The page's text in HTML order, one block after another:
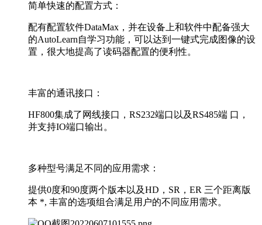
简单快速的配置方式：
配有配置软件DataMax，并在设备上和软件中配备强大
的AutoLearn自学习功能，可以达到一键式完成图像的设
置，很大地提高了读码器配置的便利性。
丰富的通讯接口：
HF800集成了网线接口，RS232端口以及RS485端 口，
并支持IO端口输出。
多种型号满足不同的应用需求：
提供0度和90度两个版本以及HD，SR，ER 三个距离版
本 *, 丰富的选项组合满足用户的不同应用需求。